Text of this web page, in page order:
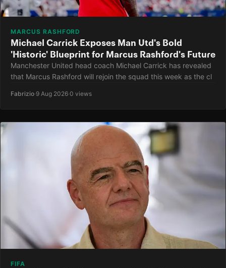
MARCUS RASHFORD
Michael Carrick Exposes Man Utd's Bold
'Historic' Blueprint for Marcus Rashford's Future
Manchester United head coach Michael Carrick has revealed
that Marcus Rashford will rejoin the squad this week as the cl
Fabrizio·9 Aug 2026·0 views
FIFA